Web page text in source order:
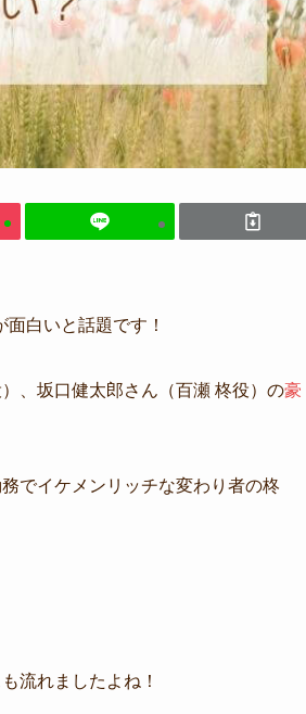
面白いと話題です！
、坂口健太郎さん（百瀬 柊役）の豪
でイケメンリッチな変わり者の柊
流れましたよね！